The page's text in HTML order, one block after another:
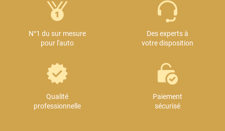
Rivian
N°1 du sur mesure
pour l'auto
Des experts à
votre disposition
Qualité
professionnelle
Paiement
sécurisé